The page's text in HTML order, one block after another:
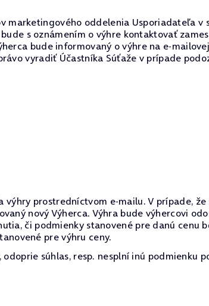
oddelenia Usporiadateľa v
s oznámením o výhre kontaktovať
bude informovaný o výhre na e-
vyradiť Účastníka Súťaže v prípade
prostredníctvom e-mailu. V prípade, že
nový Výherca. Výhra bude výhercovi
či podmienky stanovené pre danú cenu
pre výhru ceny.
súhlas, resp. nesplní inú podmienku